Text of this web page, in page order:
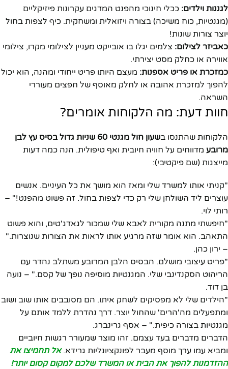
לגננות וילדים: ככלי חינוכי מהפנט המדגים עקרונות פיזיקליים
(מגנטיות, כוח משיכה) בצורה ויזואלית ומשחקית. כיף לצפות בחול
יוצר צורות שונות!
כאביזר לצילום: צלמים יגלו בו אובייקט מעניין לצילומי מקרו, צילומי
אווירה או כחלק מסט יצירתי.
כמזכרת או פריט אספנות: מעצם היותו פריט ייחודי ומהנה, הוא יכול
להפוך למזכרת אהובה או לחלק מאוסף של חפצים מעוררי
השראה.
חוות דעת: מה הלקוחות אומרים?
הלקוחות שהתנסו ב
שעון חול מגנטי 60 שניות גדול בסיס עץ לבן
מרובע מדווחים על חוויה חיובית ואף טיפולית. הנה כמה דעות
מייצגות (שם פיקטיבי):
"קניתי אותו למשרד שלי ומאז הוא מושך את כל העיניים. אנשים
עוצרים ליד השולחן שלי רק כדי לצפות בחול. זה פשוט מהפנט!" –
רותי לוי.
"חיפשתי מתנה מקורית לאבא שלי שמכור לגאדג'טים, והוא פשוט
התאהב. הוא אומר שזה מרגיע אותו לראות את הצורות שנוצרות."
– ירון כהן.
"פריט עיצובי מושלם. הבסיס הלבן המרובע משתלב נהדר עם
הריהוט הסקנדינבי שלי. המגנטיות מוסיפה נופך של קסם." – נועה
בן דוד.
"הילדים שלי לא מפסיקים לשחק איתו. הם מסובבים אותו שוב ושוב
ומתפעלים מה'הרים' שהחול יוצר. דרך נהדרת ללמד אותם על
מגנטיות בצורה כיפית." – אסף גרינברג.
הדברים מדברים בעד עצמם. זהו מוצר שמעורר רגשות חיוביים
ומביא עמו ערך מוסף מעבר לפונקציונליות גרידא.אל תחמיצו את
ההזדמנות להפוך את הבית או המשרד שלכם למקום קסום יותר!